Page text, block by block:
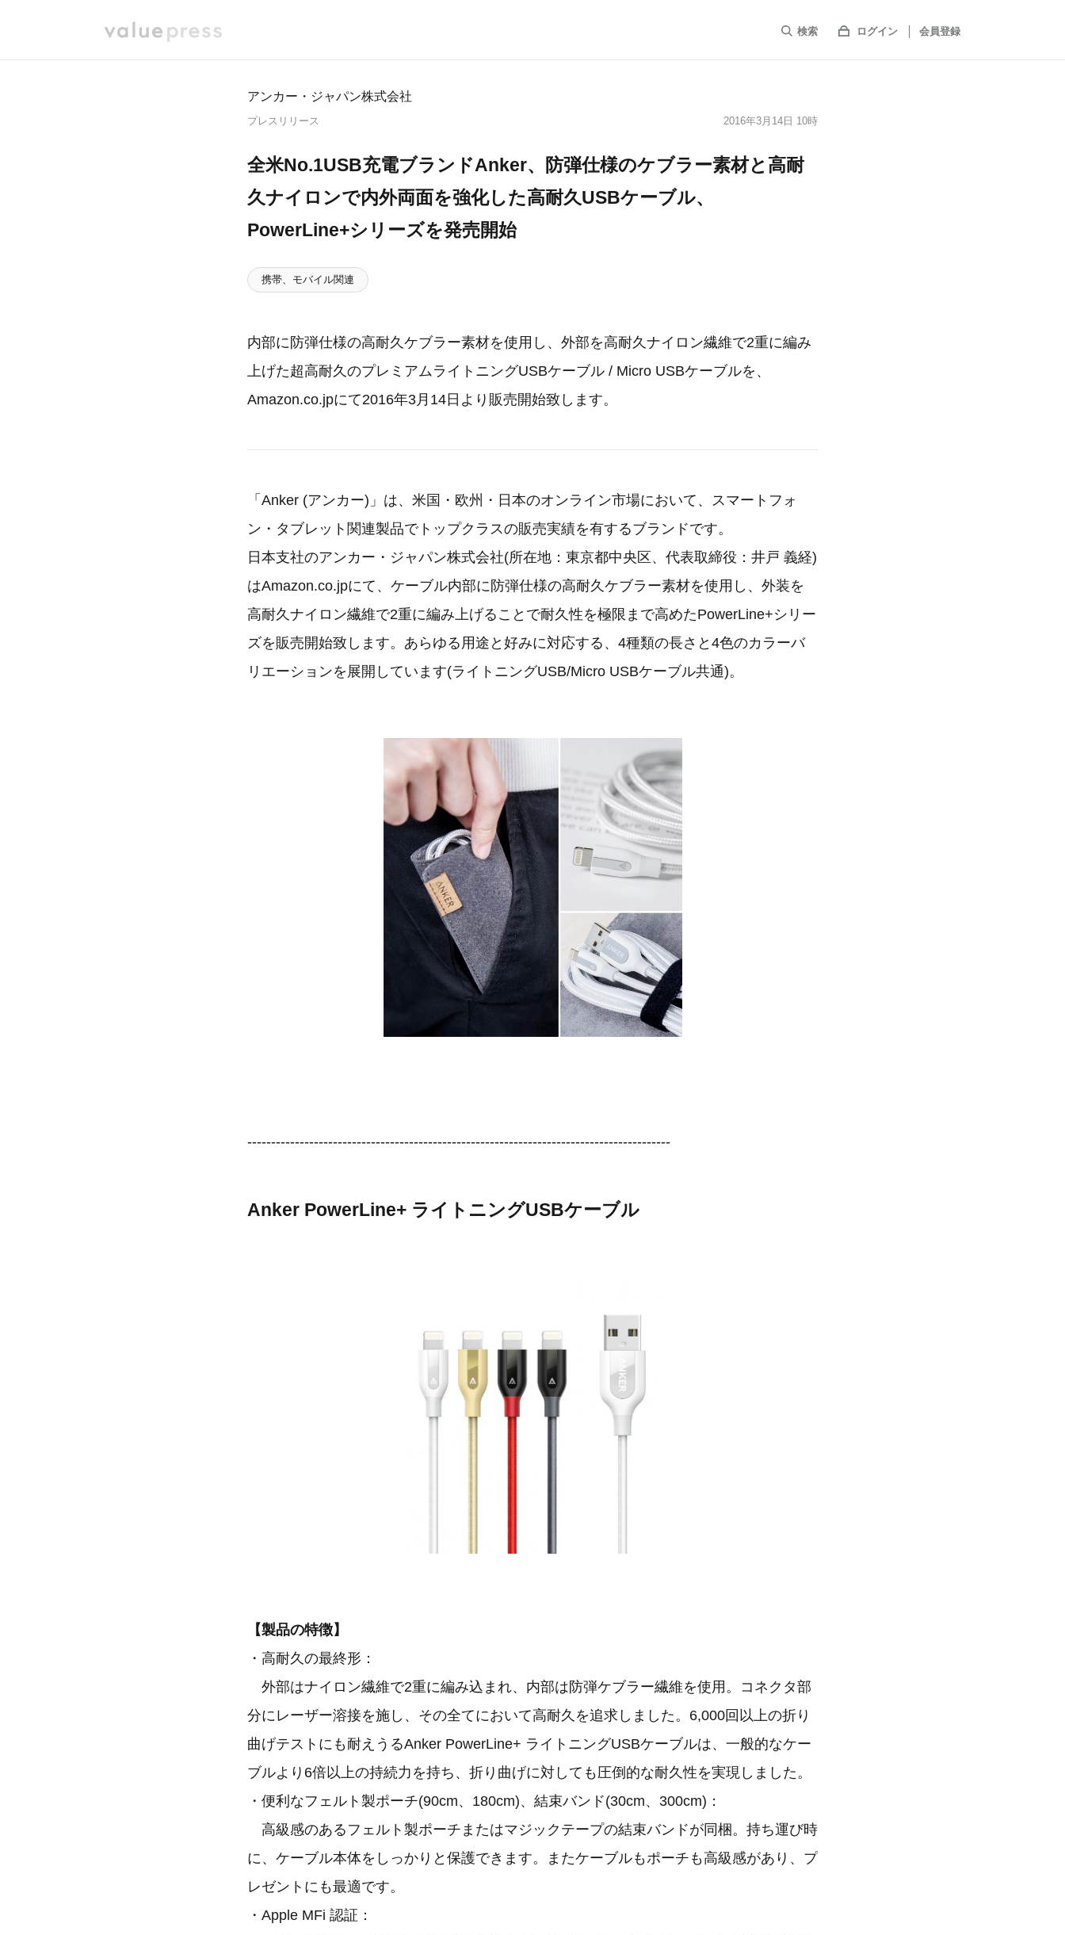
検索 ログイン 会員登録
アンカー・ジャパン株式会社
プレスリリース 2016年3月14日 10時
全米No.1USB充電ブランドAnker、防弾仕様のケブラー素材と高耐
久ナイロンで内外両面を強化した高耐久USBケーブル、
PowerLine+シリーズを発売開始
携帯、モバイル関連
内部に防弾仕様の高耐久ケブラー素材を使用し、外部を高耐久ナイロン繊維で2重に編み
上げた超高耐久のプレミアムライトニングUSBケーブル / Micro USBケーブルを、
Amazon.co.jpにて2016年3月14日より販売開始致します。
「Anker (アンカー)」は、米国・欧州・日本のオンライン市場において、スマートフォ
ン・タブレット関連製品でトップクラスの販売実績を有するブランドです。
日本支社のアンカー・ジャパン株式会社(所在地：東京都中央区、代表取締役：井戸 義経)
はAmazon.co.jpにて、ケーブル内部に防弾仕様の高耐久ケブラー素材を使用し、外装を
高耐久ナイロン繊維で2重に編み上げることで耐久性を極限まで高めたPowerLine+シリー
ズを販売開始致します。あらゆる用途と好みに対応する、4種類の長さと4色のカラーバ
リエーションを展開しています(ライトニングUSB/Micro USBケーブル共通)。
-----------------------------------------------------------------------------------------
Anker PowerLine+ ライトニングUSBケーブル
【製品の特徴】
・高耐久の最終形：
外部はナイロン繊維で2重に編み込まれ、内部は防弾ケブラー繊維を使用。コネクタ部
分にレーザー溶接を施し、その全てにおいて高耐久を追求しました。6,000回以上の折り
曲げテストにも耐えうるAnker PowerLine+ ライトニングUSBケーブルは、一般的なケー
ブルより6倍以上の持続力を持ち、折り曲げに対しても圧倒的な耐久性を実現しました。
・便利なフェルト製ポーチ(90cm、180cm)、結束バンド(30cm、300cm)：
高級感のあるフェルト製ポーチまたはマジックテープの結束バンドが同梱。持ち運び時
に、ケーブル本体をしっかりと保護できます。またケーブルもポーチも高級感があり、プ
レゼントにも最適です。
・Apple MFi 認証：